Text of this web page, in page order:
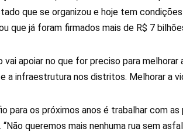
que se organizou e hoje tem
que já foram firmados mais de R$ 7
vai apoiar no que for preciso para
a infraestrutura nos distritos. Melhorar a
para os próximos anos é trabalhar com
“Não queremos mais nenhuma rua sem